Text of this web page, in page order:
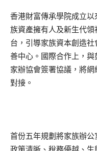
香港財富傳承學院成立
族資產擁有人及新生代
台，引導家族資本創造
善中心。國際合作上，
家辦協會簽署協議，將
對接。
首份五年規劃將家族辦公
政策清晰、稅務優越、